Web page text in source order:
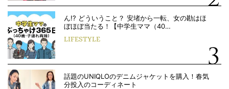
ん!? どういうこと？ 安堵から一転、女の勘はほ
ぼほぼ当たる！【中学生ママ（40…
LIFESTYLE
話題のUNIQLOのデニムジャケットを購入！春気
分投入のコーディネート